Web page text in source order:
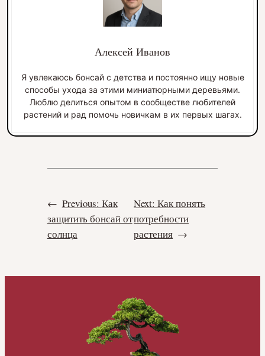
Алексей Иванов
Я увлекаюсь бонсай с детства и постоянно ищу новые
способы ухода за этими миниатюрными деревьями.
Люблю делиться опытом в сообществе любителей
растений и рад помочь новичкам в их первых шагах.
← Previous: Как
защитить бонсай от
солнца
Next:Как понять
потребности
растения →